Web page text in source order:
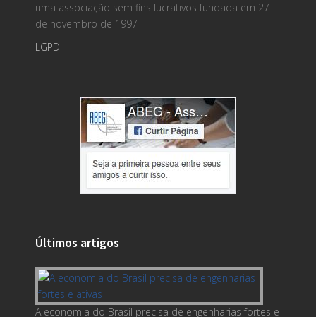
uma associação sem fins lucrativos fundada em 27
de novembro de 1997
LGPD
Últimos artigos
A economia do Brasil precisa de engenharias fortes e